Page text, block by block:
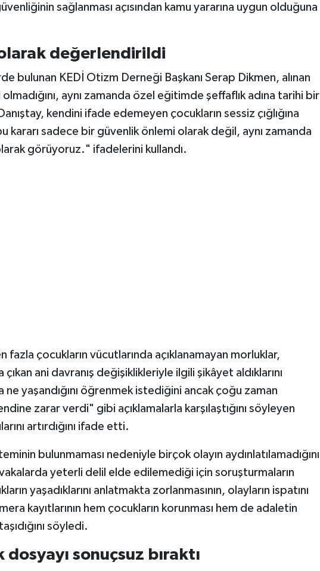
sağlanması açısından kamu yararına uygun olduğuna
olarak değerlendirildi
bulunan KEDİ Otizm Derneği Başkanı Serap Dikmen, alınan
aynı zamanda özel eğitimde şeffaflık adına tarihi bir
kendini ifade edemeyen çocukların sessiz çığlığına
kararı sadece bir güvenlik önlemi olarak değil, aynı zamanda
görüyoruz." ifadelerini kullandı.
çocukların vücutlarında açıklanamayan morluklar,
ani davranış değişiklikleriyle ilgili şikâyet aldıklarını
yaşandığını öğrenmek istediğini ancak çoğu zaman
zarar verdi" gibi açıklamalarla karşılaştığını söyleyen
artırdığını ifade etti.
bulunmaması nedeniyle birçok olayın aydınlatılamadığını
yeterli delil elde edilemediği için soruşturmaların
yaşadıklarını anlatmakta zorlanmasının, olayların ispatını
kayıtlarının hem çocukların korunması hem de adaletin
söyledi.
sonuçsuz bıraktı